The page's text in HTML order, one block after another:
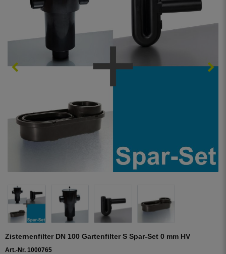
Zisternenfilter DN 100 Gartenfilter S Spar-Set 0 mm HV
Art.-Nr. 1000765